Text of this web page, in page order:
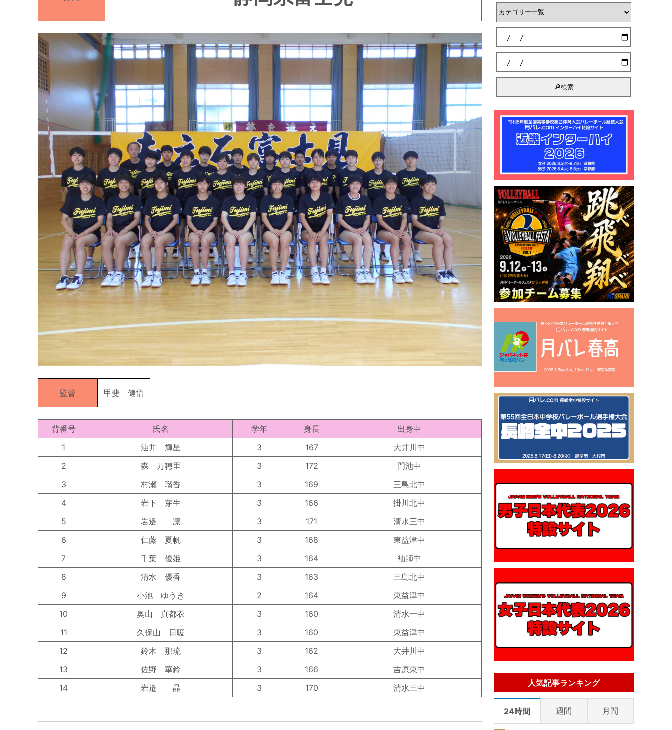
監督 甲斐 健悟
背番号 氏名 学年 身長
出身中
1
油井 輝星 3 167
大井川中
2
森 万穂里 3 172
門池中
3
村瀬 瑠香 3 169
三島北中
4
岩下 芽生 3 166
掛川北中
5
岩邉 凛 3 171
清水三中
6
仁藤 夏帆 3 168
東益津中
7
千葉 優姫 3 164
袖師中
8
清水 優香 3 163
三島北中
9
小池 ゆうき 2 164
東益津中
10
奥山 真都衣 3 160
清水一中
11
久保山 日暖 3 160
東益津中
12
鈴木 那琉 3 162
大井川中
13
佐野 華鈴 3 166
吉原東中
14
岩邉 晶 3 170 清水三中 人気記事ランキング
24時間 週間 月間